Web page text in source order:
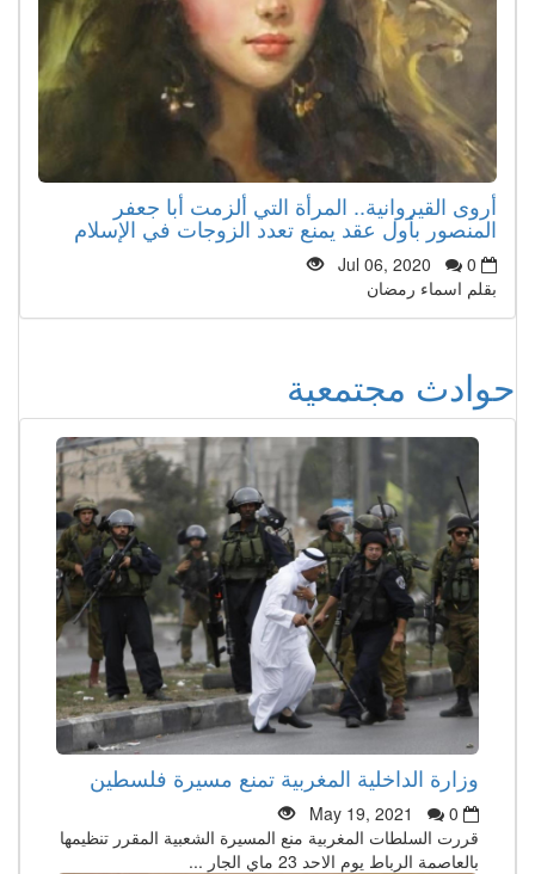
أروى القيروانية.. المرأة التي ألزمت أبا جعفر
المنصور بأول عقد يمنع تعدد الزوجات في الإسلام
Jul 06, 2020
0
بقلم اسماء رمضان
حوادث مجتمعية
وزارة الداخلية المغربية تمنع مسيرة فلسطين
May 19, 2021
0
قررت السلطات المغربية منع المسيرة الشعبية المقرر تنظيمها
بالعاصمة الرباط يوم الاحد 23 ماي الجار ...